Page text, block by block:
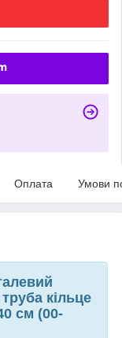
Оплата Умови
кільце
см (00-